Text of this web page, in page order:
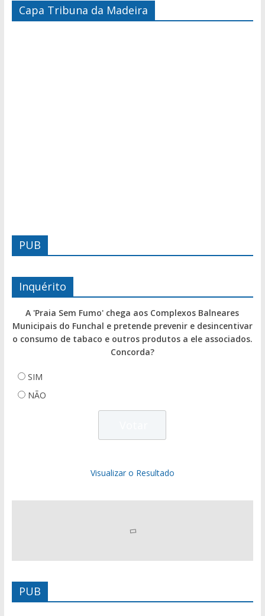
Capa Tribuna da Madeira
PUB
Inquérito
A 'Praia Sem Fumo' chega aos Complexos Balneares
Municipais do Funchal e pretende prevenir e desincentivar
o consumo de tabaco e outros produtos a ele associados.
Concorda?
SIM
NÃO
Visualizar o Resultado
PUB